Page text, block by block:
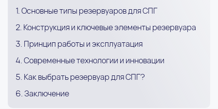
1. Основные типы резервуаров для СПГ
2. Конструкция и ключевые элементы резервуара
3. Принцип работы и эксплуатация
4. Современные технологии и инновации
5. Как выбрать резервуар для СПГ?
6. Заключение